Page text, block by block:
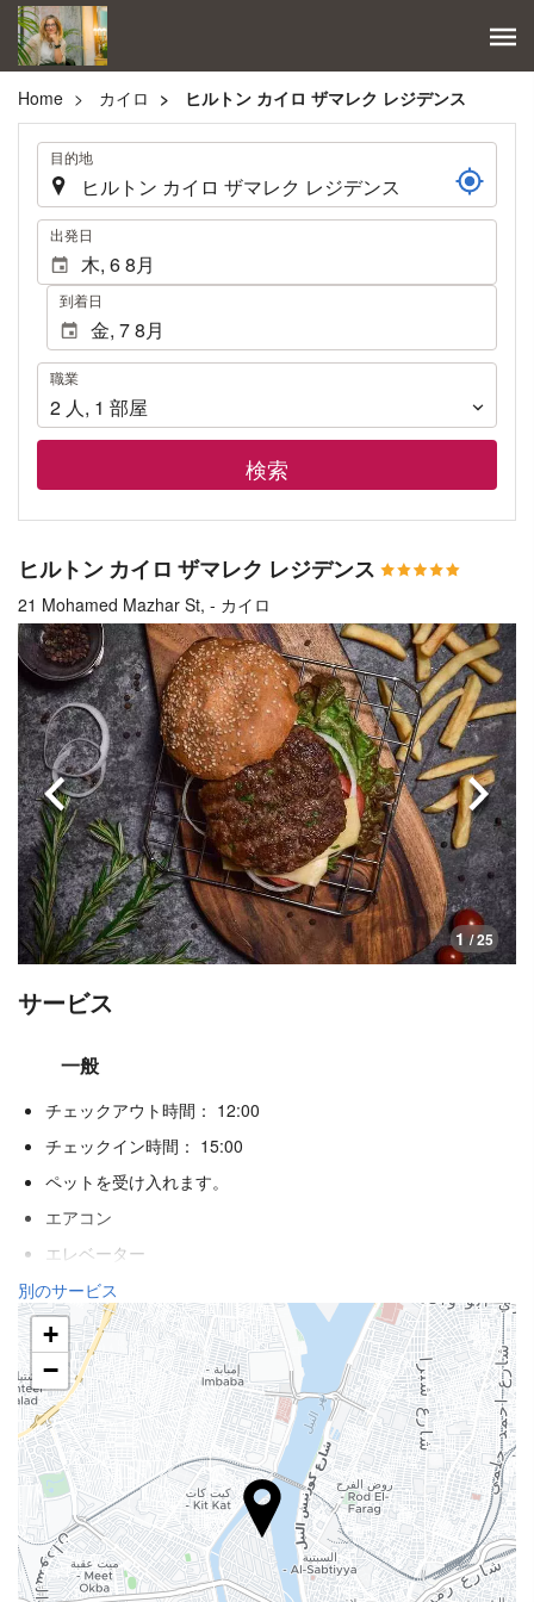
Home カイロ ヒルトン カイロ ザマレク レジデンス
. 目的地
. 出発日
到着日
職
業
職業
2 人, 1 部屋
検索
ヒルトン カイロ ザマレク レジデンス
21 Mohamed Mazhar St, - カイロ
1 / 25
前へ 次へ
サービス
一般
チェックアウト時間： 12:00
チェックイン時間： 15:00
ペットを受け入れます。
エアコン
エレベーター
身体不自由者用のアクセス
禁煙ルーム
喫煙エリア
ウェルネス
プールバー
ラウンジャー / ビーチチェア
パラソル
スパ
別のサービス
+
−